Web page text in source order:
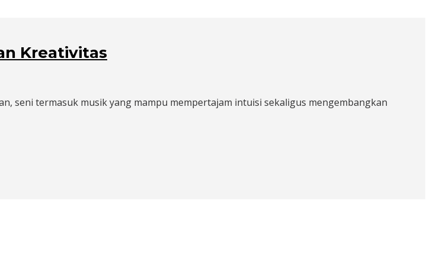
Kreativitas
seni termasuk musik yang mampu mempertajam intuisi sekaligus mengembangkan